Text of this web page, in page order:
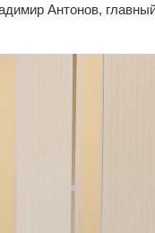
Антонов,